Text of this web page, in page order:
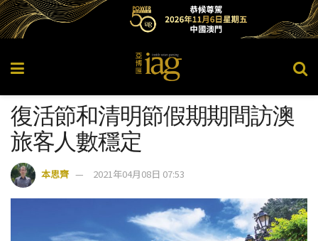
復活節和清明節假期期間訪澳
旅客人數穩定
本思齊 2021年04月08日 07:53